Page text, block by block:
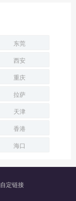
东莞
西安
重庆
拉萨
天津
香港
海口
自定链接